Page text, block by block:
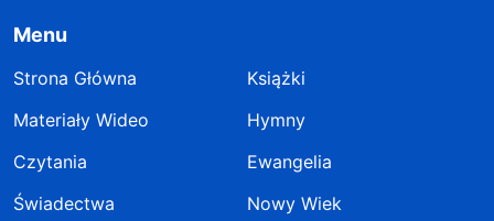
Menu
Strona Główna
Książki
Materiały Wideo
Hymny
Czytania
Ewangelia
Świadectwa
Nowy Wiek